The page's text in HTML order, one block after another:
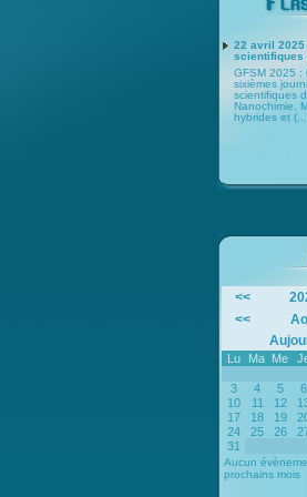
22 avril 2025
scientifiques
GFSM 2025 :
sixièmes
scientifiques
Nanochimie,
hybrides et
<<
<<
Lu Ma Me
3
4 5 6
10
11 12
17
18 19
24
25 26
31
Aucun
prochains mois